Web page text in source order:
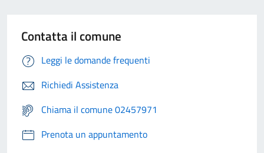
Contatta il comune
Leggi le domande frequenti
Richiedi Assistenza
Chiama il comune 02457971
Prenota un appuntamento